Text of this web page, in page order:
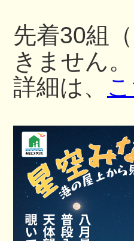
先着30組
きません。
詳細は、